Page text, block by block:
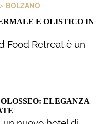
> BOLZANO
E OLISTICO IN
Food Retreat è un
ELEGANZA